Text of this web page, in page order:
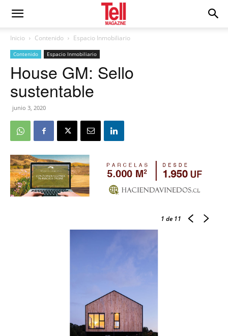
Inicio Contenido Espacio Inmobiliario
Contenido Espacio Inmobiliario
House GM: Sello
sustentable
junio 3, 2020
1 de 11